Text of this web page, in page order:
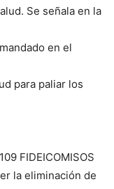
Se señala en la
en el
para paliar los
FIDEICOMISOS
la eliminación de